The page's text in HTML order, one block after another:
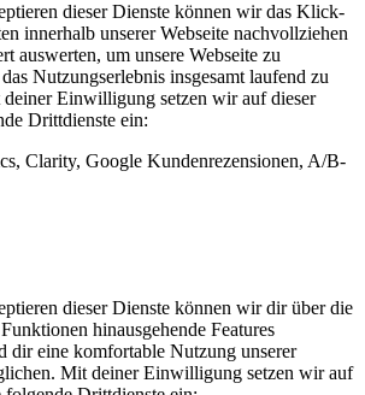
dieser Dienste können wir das Klick-
innerhalb unserer Webseite nachvollziehen
auswerten, um unsere Webseite zu
Nutzungserlebnis insgesamt laufend zu
deiner Einwilligung setzen wir auf dieser
Drittdienste ein:
Clarity, Google Kundenrezensionen, A/B-
dieser Dienste können wir dir über die
hinausgehende Features
dir eine komfortable Nutzung unserer
Mit deiner Einwilligung setzen wir auf